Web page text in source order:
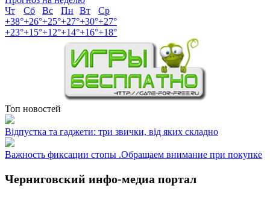
Чт
Сб Вс Пн Вт
Ср
+38°+26°+25°+27°+30°+27°
+23°+15°+12°+14°+16°+18°
Топ новостей
Відпустка та гаджети: три звички, від яких складно
Важность фиксации стопы .Обращаем внимание при покупке
Черниговский инфо-медиа портал